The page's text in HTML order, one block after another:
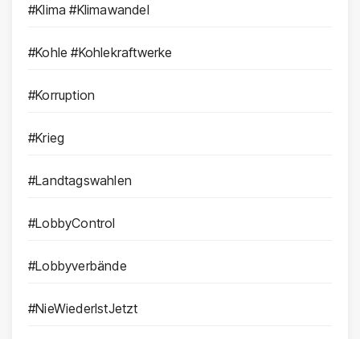
#Klima #Klimawandel
#Kohle #Kohlekraftwerke
#Korruption
#Krieg
#Landtagswahlen
#LobbyControl
#Lobbyverbände
#NieWiederIstJetzt